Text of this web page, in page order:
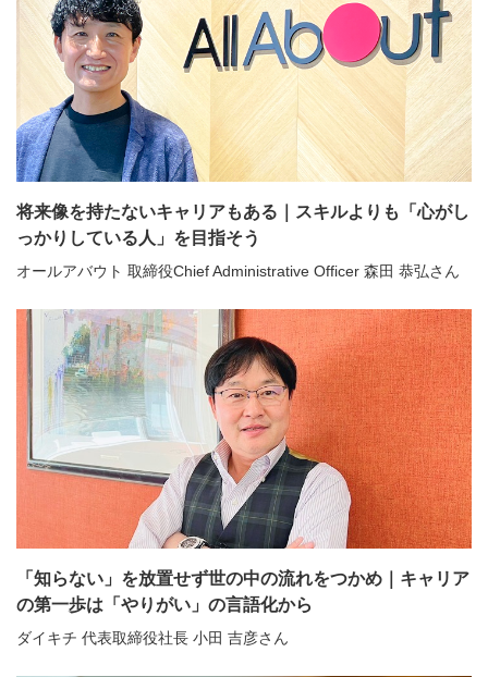
将来像を持たないキャリアもある｜スキルよりも「心がし
っかりしている人」を目指そう
オールアバウト 取締役Chief Administrative Officer 森田 恭弘さん
「知らない」を放置せず世の中の流れをつかめ｜キャリア
の第一歩は「やりがい」の言語化から
ダイキチ 代表取締役社長 小田 吉彦さん